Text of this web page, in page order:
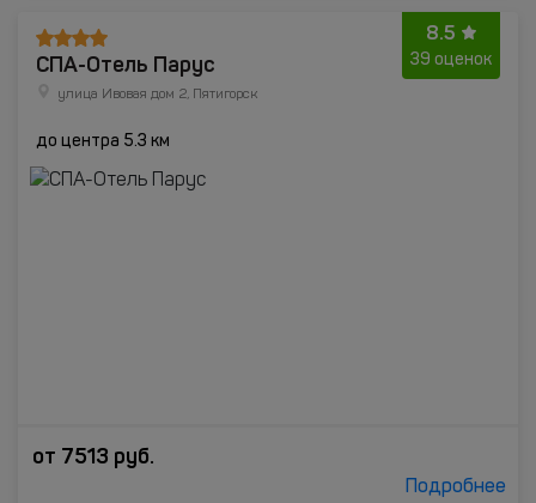
8.5
39 оценок
СПА-Отель Парус
улица Ивовая дом 2, Пятигорск
до центра 5.3 км
от 7513 руб.
Подробнее